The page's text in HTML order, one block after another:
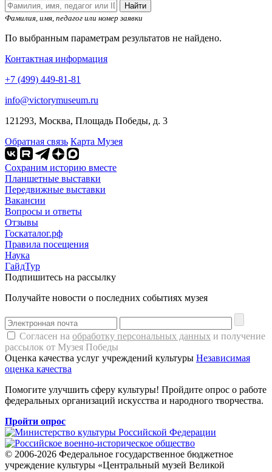
Найти
Фамилия, имя, педагог или номер заявки
По выбранным параметрам результатов не найдено.
Контактная информация
+7 (499) 449-81-81
info@victorymuseum.ru
121293, Москва, Площадь Победы, д. 3
Обратная связь Карта Музея
Сохраним историю вместе
Планшетные выставки
Передвижные выставки
Вакансии
Вопросы и ответы
Отзывы
Госкаталог.рф
Правила посещения
Наука
ГайдТур
Подпишитесь на рассылку
Получайте новости о последних событиях музея
Согласен на обработку персональных данных и получение
рассылок от Музея Победы
Оценка качества услуг учреждений культуры Независимая
оценка качества
Помогите улучшить сферу культуры! Пройдите опрос о работе
федеральных организаций искусства и народного творчества.
Пройти опрос
© 2006-2026 Федеральное государственное бюджетное
учреждение культуры «Центральный музей Великой